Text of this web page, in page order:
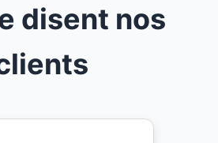
disent nos